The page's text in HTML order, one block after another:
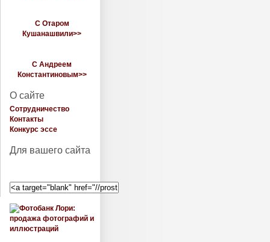
С Отаром
Кушанашвили>>
С Андреем
Константиновым>>
О сайте
Сотрудничество
Контакты
Конкурс эссе
Для вашего сайта